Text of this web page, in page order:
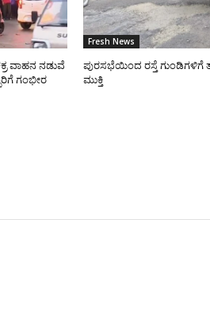
ವಾಹನ ನಡುವೆ
ಗಂಭೀರ
Fresh News
ಪುರಸಭೆಯಿಂದ ರಸ್ತೆ ಗುಂಡಿಗಳಿಗೆ
ಮುಕ್ತಿ